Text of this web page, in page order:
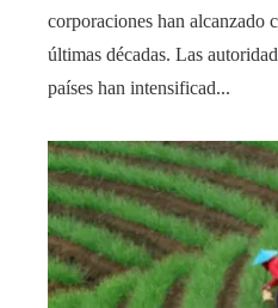
corporaciones han alcanzado
últimas décadas. Las
países han intensificad...